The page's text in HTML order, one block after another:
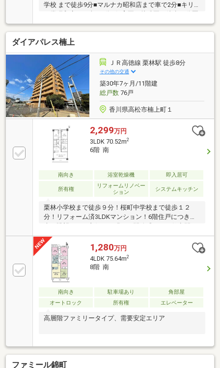
学校 まで徒歩9分■マルナカ昭和店まで車で2分■キリ
内に多数■徒歩10分圏内に病院も多数■スーパー・ドラ
ッグストア・コンビニ徒歩5分圏内≪収納豊富な住み
やすい間取り≫■収納豊富な3LDK■LDK14.9帖■雨でも
安心のインナーバルコニー本日ご案内可能です♪
ダイアパレス楠上
ＪＲ高徳線 栗林駅 徒歩8分
その他の交通
築30年7ヶ月/11階建
総戸数76戸
香川県高松市楠上町１
2,299万円
3LDK 70.52m2
6階 南
南向き 浴室乾燥機 即入居可
所有権
リフォームリノベー
ション
システムキッチン
栗林小学校まで徒歩９分！桜町中学校まで徒歩１２
分！リフォーム済3LDKマンション！6階住戸につき採
広がります。室内は水回りを含めてきれいに整えら
れ、入居後すぐに快適な生活が始められる点が魅力。
LDKは家族が集まりやすいゆとりある広さで、各居室
も使い勝手の良い間取り。周辺にはスーパーや医療機
関、飲食店が揃い、日常の買い物や外出も便利です。
管理体制も良好で、初めての住み替えや長期居住にも
安心。立地・住環境・室内状態の三拍子が揃った、魅
力的なリフォーム物件です。
1,280万円
4LDK 75.64m2
8階 南
南向き 駐車場あり
角部屋
オートロック
所有権 エレベーター
高層階ファミリータイプ、需要安定エリア
ファミール錦町